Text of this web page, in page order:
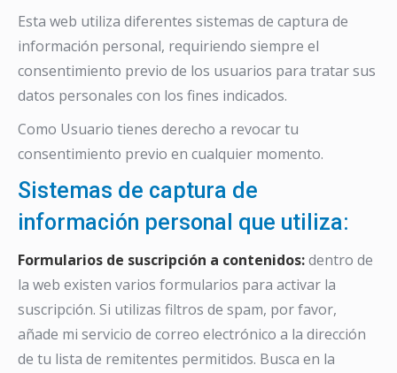
Esta web utiliza diferentes sistemas de captura de
información personal, requiriendo siempre el
consentimiento previo de los usuarios para tratar sus
datos personales con los fines indicados.
Como Usuario tienes derecho a revocar tu
consentimiento previo en cualquier momento.
Sistemas de captura de
información personal que utiliza:
Formularios de suscripción a contenidos:dentro de
la web existen varios formularios para activar la
suscripción. Si utilizas filtros de spam, por favor,
añade mi servicio de correo electrónico a la dirección
de tu lista de remitentes permitidos. Busca en la